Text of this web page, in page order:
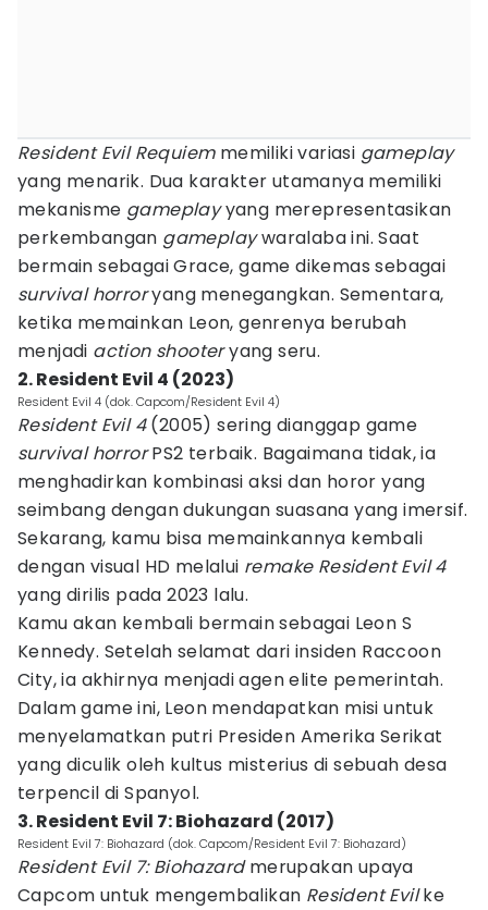
Resident Evil Requiemmemiliki variasi gameplay
yang menarik. Dua karakter utamanya memiliki
mekanisme gameplayyang merepresentasikan
perkembangan gameplaywaralaba ini. Saat
bermain sebagai Grace, game dikemas sebagai
survival horroryang menegangkan. Sementara,
ketika memainkan Leon, genrenya berubah
menjadi action shooteryang seru.
2. Resident Evil 4 (2023)
Resident Evil 4 (dok. Capcom/Resident Evil 4)
Resident Evil 4(2005) sering dianggap game
survival horrorPS2 terbaik. Bagaimana tidak, ia
menghadirkan kombinasi aksi dan horor yang
seimbang dengan dukungan suasana yang imersif.
Sekarang, kamu bisa memainkannya kembali
dengan visual HD melalui remake Resident Evil 4
yang dirilis pada 2023 lalu.
Kamu akan kembali bermain sebagai Leon S
Kennedy. Setelah selamat dari insiden Raccoon
City, ia akhirnya menjadi agen elite pemerintah.
Dalam game ini, Leon mendapatkan misi untuk
menyelamatkan putri Presiden Amerika Serikat
yang diculik oleh kultus misterius di sebuah desa
terpencil di Spanyol.
3. Resident Evil 7: Biohazard (2017)
Resident Evil 7: Biohazard (dok. Capcom/Resident Evil 7: Biohazard)
Resident Evil 7: Biohazardmerupakan upaya
Capcom untuk mengembalikan Resident Evilke